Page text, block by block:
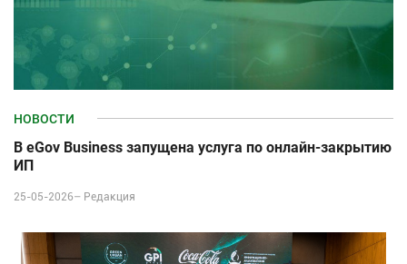
НОВОСТИ
В eGov Business запущена услуга по онлайн‑закрытию
ИП
25-05-2026– Редакция